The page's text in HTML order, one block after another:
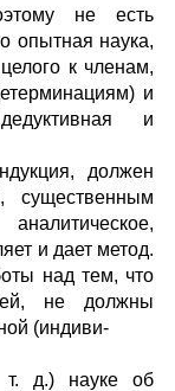
не есть
опытная наука,
к членам,
и
и
должен
существенным
и дает метод.
над тем, что
не должны
(индиви-
т. д.) науке об